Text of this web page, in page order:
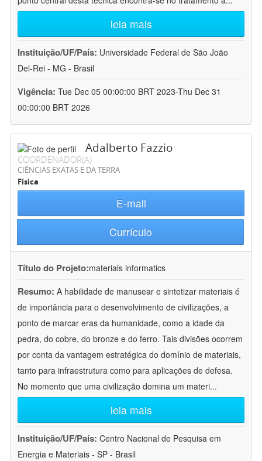
leia mais
Instituição/UF/País: Universidade Federal de São João
Del-Rei - MG - Brasil
Vigência: Tue Dec 05 00:00:00 BRT 2023-Thu Dec 31
00:00:00 BRT 2026
Adalberto Fazzio
COORDENADOR(A)
CIÊNCIAS EXATAS E DA TERRA
Física
E-mail
Currículo
Título do Projeto:materials informatics
Resumo: A habilidade de manusear e sintetizar materiais é
de importância para o desenvolvimento de civilizações, a
ponto de marcar eras da humanidade, como a idade da
pedra, do cobre, do bronze e do ferro. Tais divisões ocorrem
por conta da vantagem estratégica do domínio de materiais,
tanto para infraestrutura como para aplicações de defesa.
No momento que uma civilização domina um materi...
leia mais
Instituição/UF/País: Centro Nacional de Pesquisa em
Energia e Materiais - SP - Brasil